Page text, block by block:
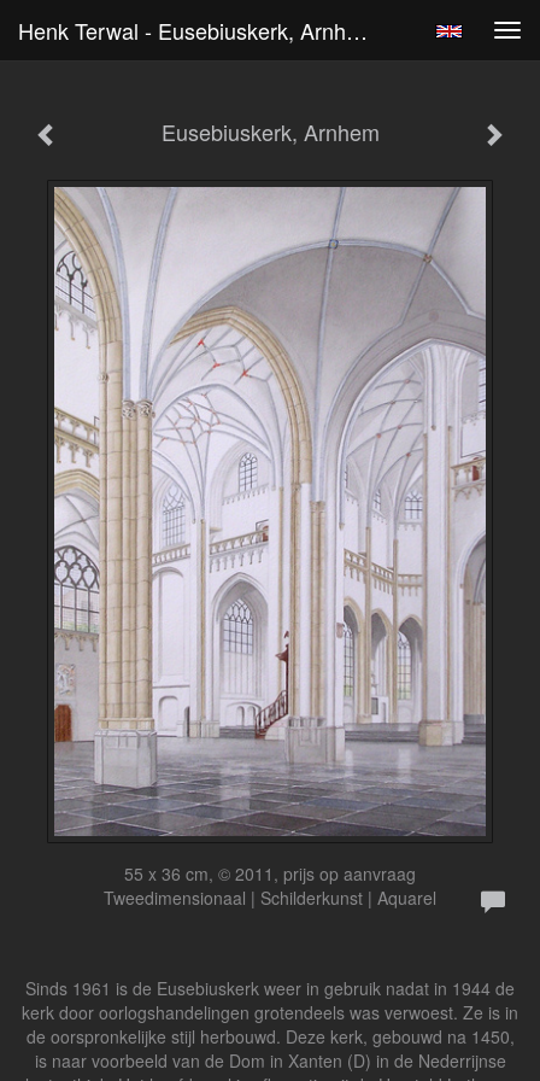
Henk Terwal - Eusebiuskerk, Arnhem
Eusebiuskerk, Arnhem
55 x 36 cm, © 2011, prijs op aanvraag
Tweedimensionaal | Schilderkunst | Aquarel
Sinds 1961 is de Eusebiuskerk weer in gebruik nadat in 1944 de
kerk door oorlogshandelingen grotendeels was verwoest. Ze is in
de oorspronkelijke stijl herbouwd. Deze kerk, gebouwd na 1450,
is naar voorbeeld van de Dom in Xanten (D) in de Nederrijnse